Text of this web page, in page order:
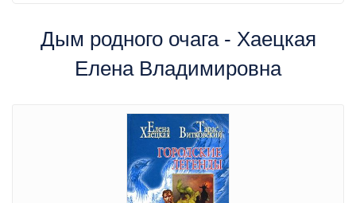
Дым родного очага - Хаецкая
Елена Владимировна